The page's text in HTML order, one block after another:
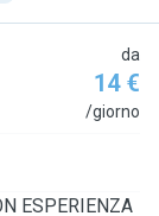
da
14 €
/giorno
ESPERIENZA